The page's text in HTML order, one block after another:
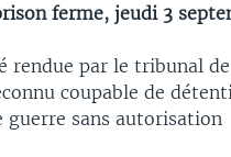
ferme, jeudi 3
rendue par le tribunal de
coupable de
guerre sans autorisation